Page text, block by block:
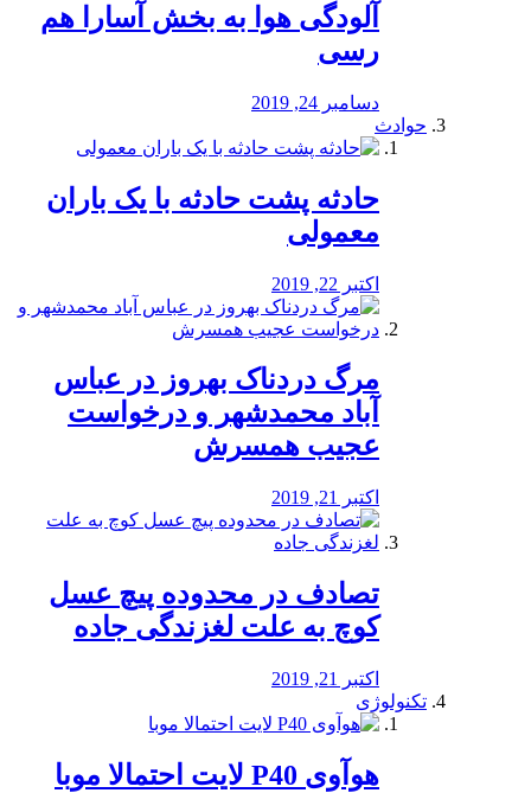
آلودگی هوا به بخش آسارا هم
رسی
دسامبر 24, 2019
حوادث
️حادثه پشت حادثه با یک باران
معمولی
اکتبر 22, 2019
مرگ دردناک بهروز در عباس
آباد محمدشهر و درخواست
عجیب همسرش
اکتبر 21, 2019
تصادف در محدوده پیچ عسل
کوچ به علت لغزندگی جاده
اکتبر 21, 2019
تکنولوژی
هوآوی P40 لایت احتمالا موبا